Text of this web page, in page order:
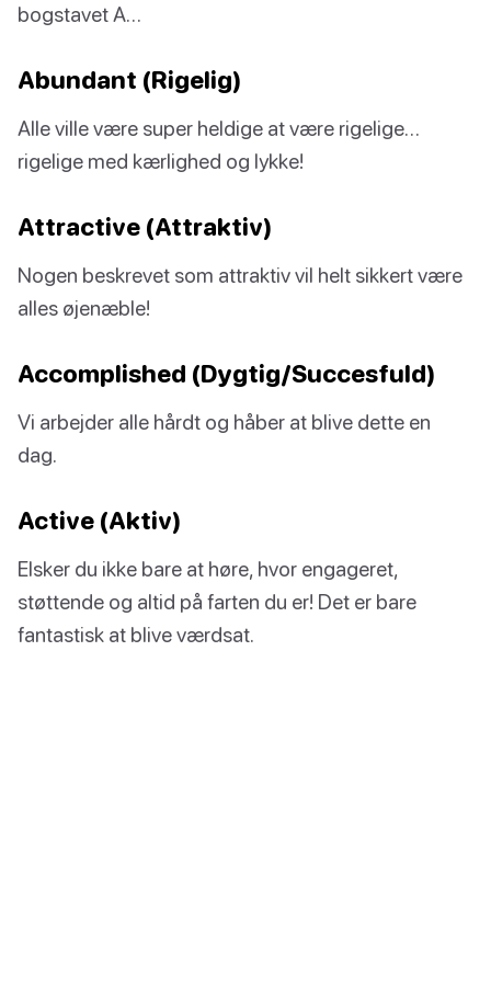
bogstavet A…
Abundant (Rigelig)
Alle ville være super heldige at være rigelige…
rigelige med kærlighed og lykke!
Attractive (Attraktiv)
Nogen beskrevet som attraktiv vil helt sikkert være
alles øjenæble!
Accomplished (Dygtig/Succesfuld)
Vi arbejder alle hårdt og håber at blive dette en
dag.
Active (Aktiv)
Elsker du ikke bare at høre, hvor engageret,
støttende og altid på farten du er! Det er bare
fantastisk at blive værdsat.